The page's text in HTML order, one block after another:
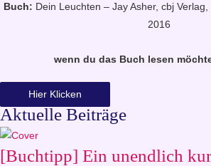
Buch: Dein Leuchten – Jay Asher, cbj
2016
wenn du das Buch lesen
Hier Klicken
Aktuelle Beiträge
[Buchtipp] Ein unendlich